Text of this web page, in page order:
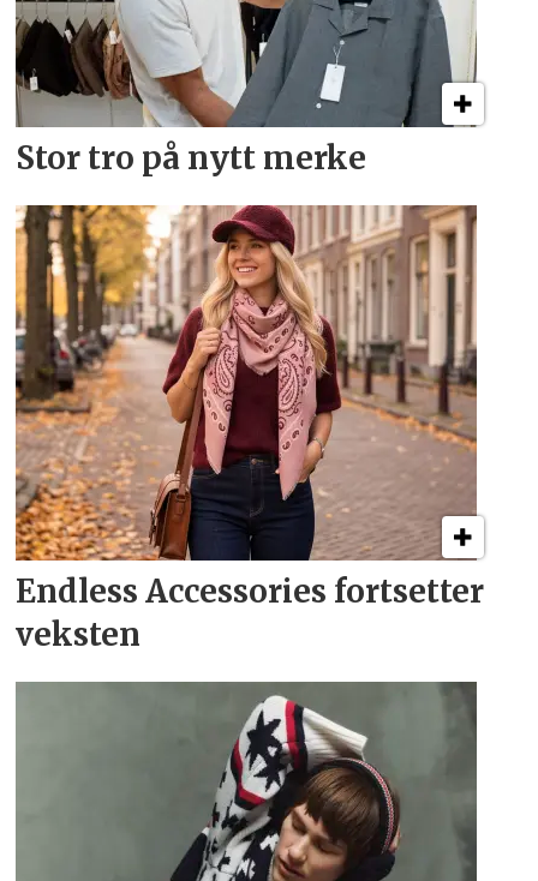
Stor tro på nytt merke
Endless Accessories fortsetter
veksten